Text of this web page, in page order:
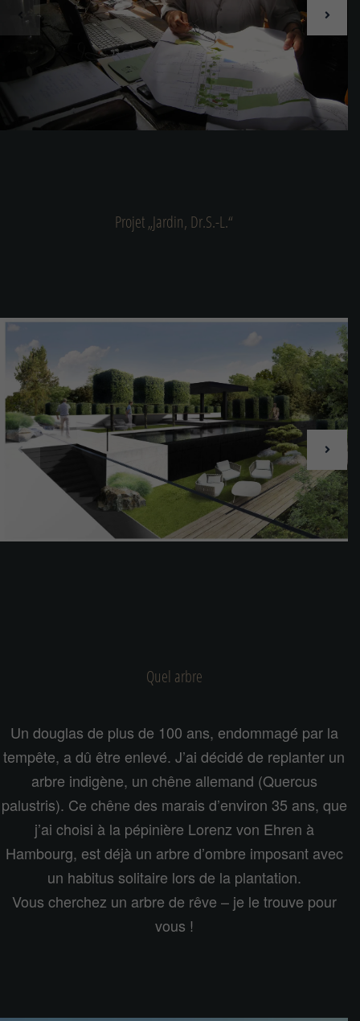
Projet „Jardin, Dr.S.-L.“
Quel arbre
Un douglas de plus de 100 ans, endommagé par la
tempête, a dû être enlevé. J’ai décidé de replanter un
arbre indigène, un chêne allemand (Quercus
palustris). Ce chêne des marais d’environ 35 ans, que
j’ai choisi à la pépinière Lorenz von Ehren à
Hambourg, est déjà un arbre d’ombre imposant avec
un habitus solitaire lors de la plantation.
Vous cherchez un arbre de rêve – je le trouve pour
vous !